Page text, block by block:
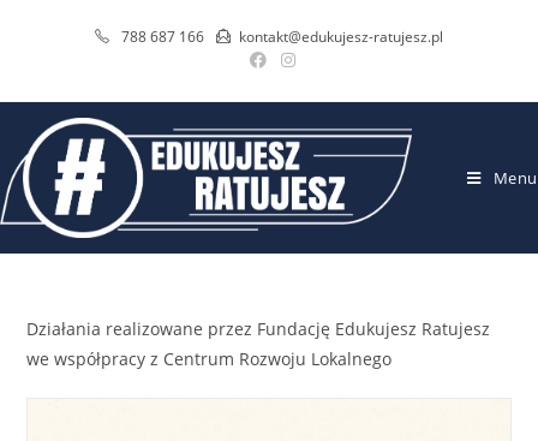
788 687 166 kontakt@edukujesz-ratujesz.pl
Menu
Działania realizowane przez Fundację Edukujesz Ratujesz
we współpracy z Centrum Rozwoju Lokalnego